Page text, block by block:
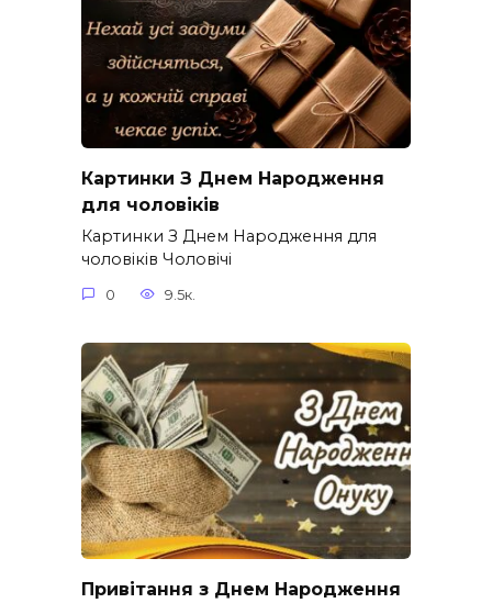
Картинки З Днем Народження
для чоловіків​
Картинки З Днем Народження для
чоловіків​ Чоловічі
0 9.5к.
Привітання з Днем Народження